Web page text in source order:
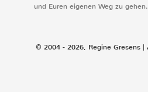
und Euren eigenen Weg zu
© 2004 - 2026, Regine Gresens |